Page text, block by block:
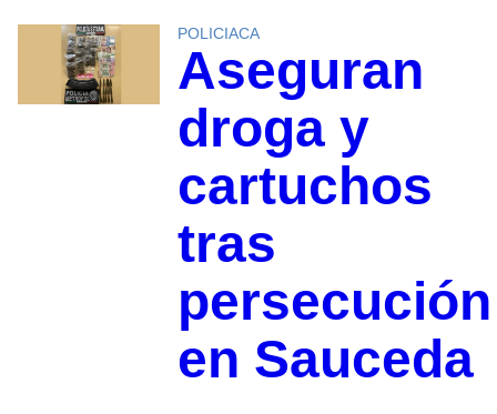
POLICIACA
Aseguran
droga y
cartuchos
tras
persecución
en Sauceda